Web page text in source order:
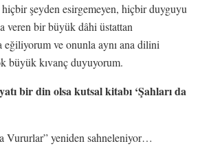
şeyden esirgemeyen, hiçbir duyguyu
veren bir büyük dâhi üstattan
eğiliyorum ve onunla aynı ana dilini
büyük kıvanç duyuyorum.
bir din olsa kutsal kitabı ‘Şahları da
Vururlar” yeniden sahneleniyor…